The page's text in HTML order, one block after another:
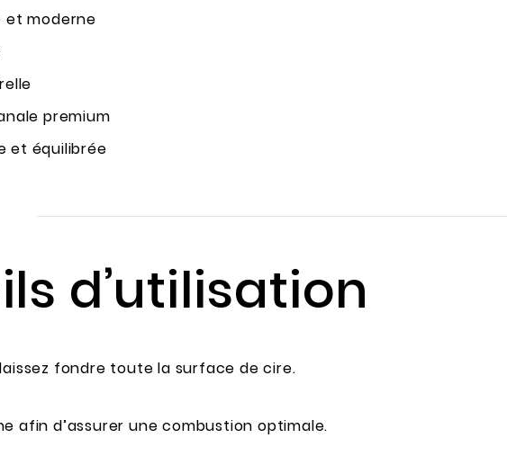
et moderne
premium
et équilibrée
d’utilisation
fondre toute la surface de cire.
afin d’assurer une combustion optimale.